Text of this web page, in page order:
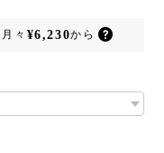
月々 ¥6,230から